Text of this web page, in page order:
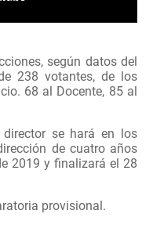
según datos del
238 votantes, de los
68 al Docente, 85 al
se hará en los
de cuatro años
2019 y finalizará el 28
provisional.